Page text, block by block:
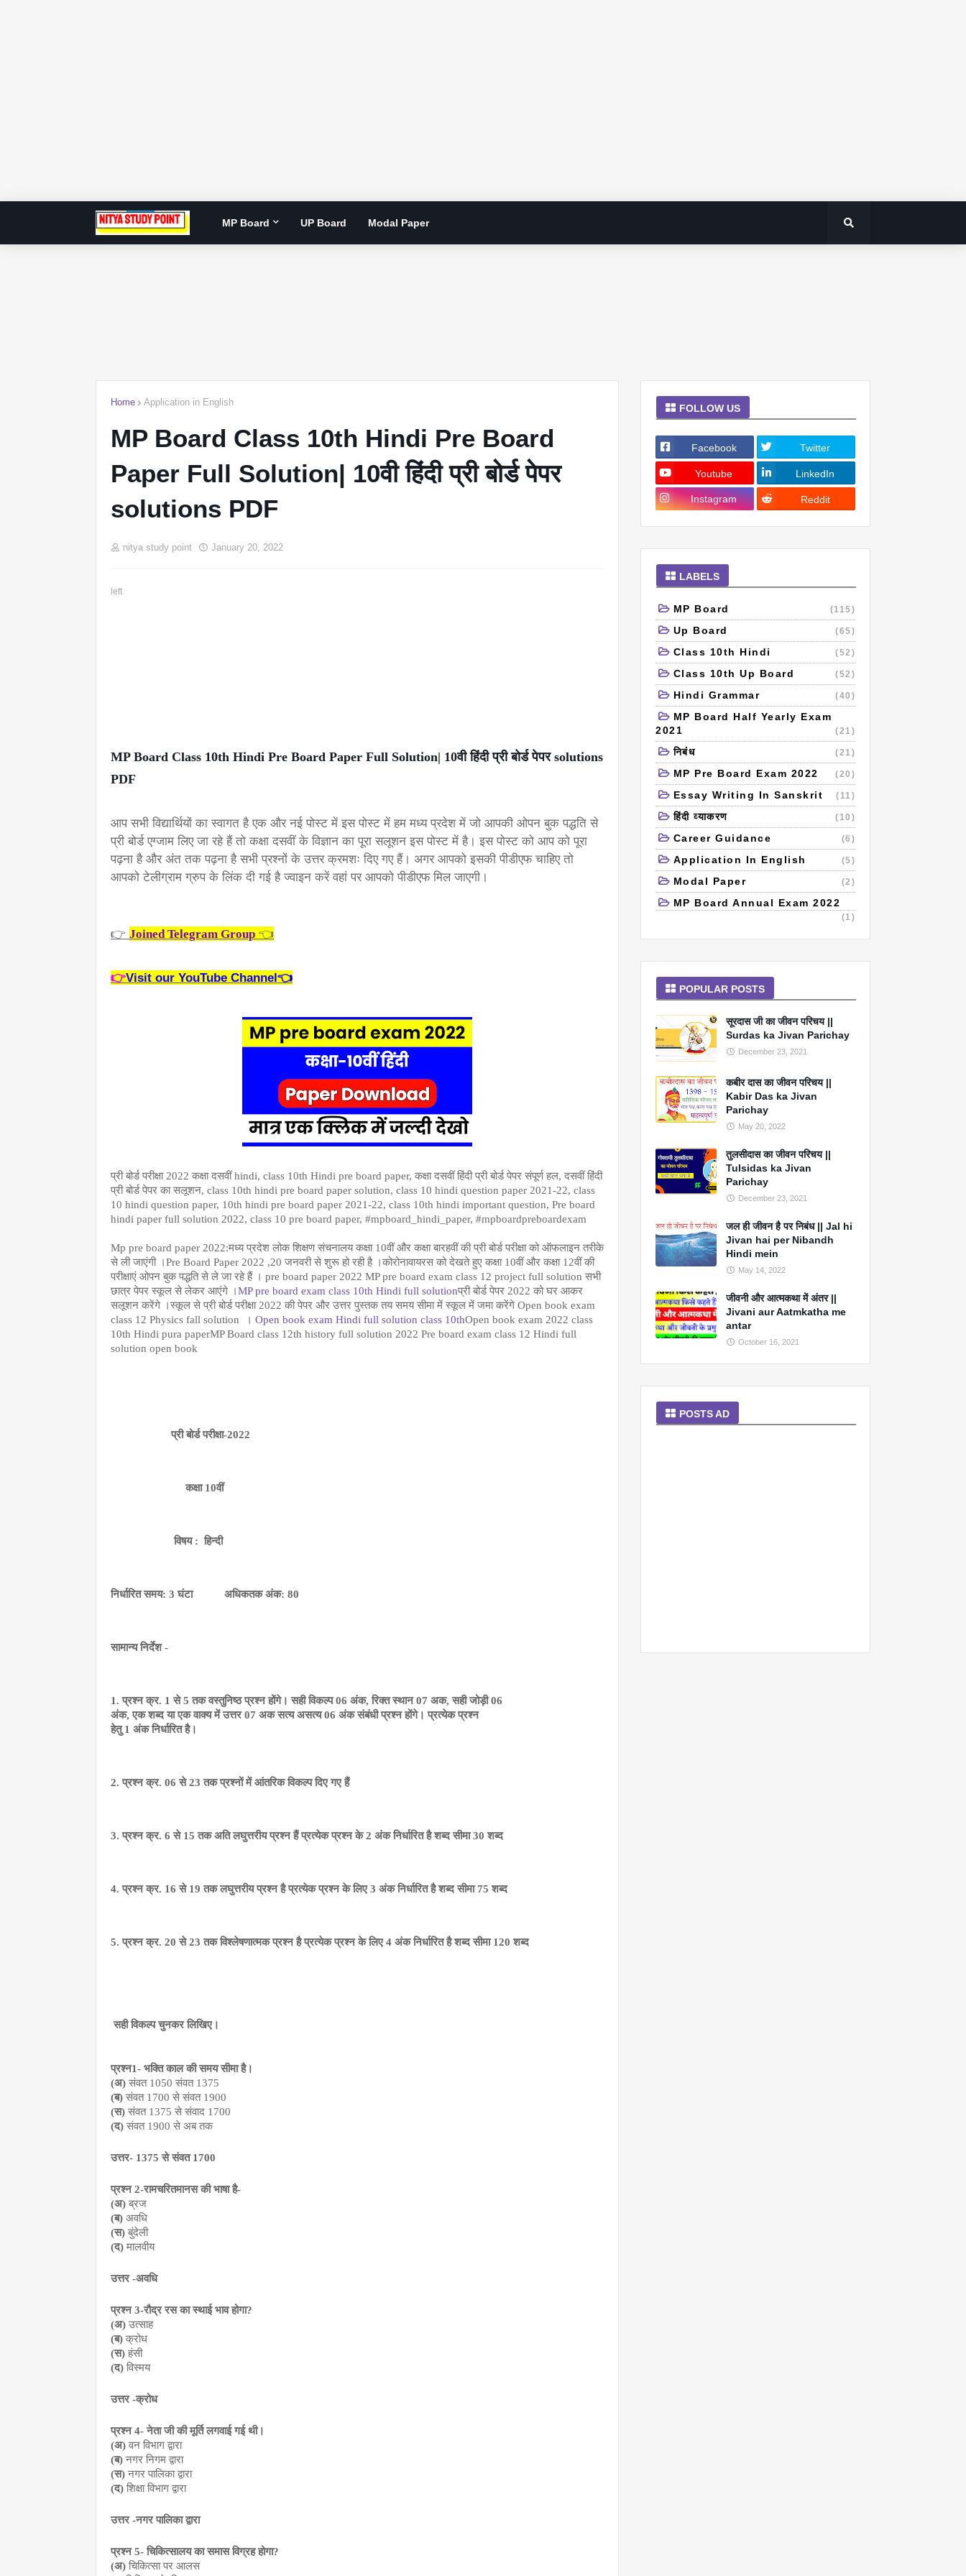
MP Board UP Board Modal Paper
Home Application in English
MP Board Class 10th Hindi Pre Board
Paper Full Solution| 10वी हिंदी प्री बोर्ड पेपर
solutions PDF
nitya study point January 20, 2022
left
MP Board Class 10th Hindi Pre Board Paper Full Solution| 10वी हिंदी प्री बोर्ड पेपर solutions
PDF
आप सभी विद्यार्थियों का स्वागत है एक और नई पोस्ट में इस पोस्ट में हम मध्य प्रदेश में जो आपकी ओपन बुक पद्धति से
प्री बोर्ड एग्जाम लिए जा रहे हैं तो कक्षा दसवीं के विज्ञान का पूरा सलूशन इस पोस्ट में है। इस पोस्ट को आप को पूरा
पढ़ना है और अंत तक पढ़ना है सभी प्रश्नों के उत्तर क्रमशः दिए गए हैं। अगर आपको इसकी पीडीएफ चाहिए तो
आपको टेलीग्राम ग्रुप के लिंक दी गई है ज्वाइन करें वहां पर आपको पीडीएफ मिल जाएगी।
👉 Joined Telegram Group 👈
👉Visit our YouTube Channel👈
प्री बोर्ड परीक्षा 2022 कक्षा दसवीं hindi, class 10th Hindi pre board paper, कक्षा दसवीं हिंदी प्री बोर्ड पेपर संपूर्ण हल, दसवीं हिंदी
प्री बोर्ड पेपर का सलूशन, class 10th hindi pre board paper solution, class 10 hindi question paper 2021-22, class
10 hindi question paper, 10th hindi pre board paper 2021-22, class 10th hindi important question, Pre board
hindi paper full solution 2022, class 10 pre board paper, #mpboard_hindi_paper, #mpboardpreboardexam
Mp pre board paper 2022:मध्य प्रदेश लोक शिक्षण संचनालय कक्षा 10वीं और कक्षा बारहवीं की प्री बोर्ड परीक्षा को ऑफलाइन तरीके
से ली जाएंगी ।Pre Board Paper 2022 ,20 जनवरी से शुरू हो रही है ।कोरोनावायरस को देखते हुए कक्षा 10वीं और कक्षा 12वीं की
परीक्षाएं ओपन बुक पद्धति से ले जा रहे हैं । pre board paper 2022 MP pre board exam class 12 project full solution सभी
छात्र पेपर स्कूल से लेकर आएंगे ।MP pre board exam class 10th Hindi full solutionप्री बोर्ड पेपर 2022 को घर आकर
सलूशन करेंगे ।स्कूल से प्री बोर्ड परीक्षा 2022 की पेपर और उत्तर पुस्तक तय समय सीमा में स्कूल में जमा करेंगे Open book exam
class 12 Physics fall solution  । Open book exam Hindi full solution class 10thOpen book exam 2022 class
10th Hindi pura paperMP Board class 12th history full solution 2022 Pre board exam class 12 Hindi full
solution open book
                     प्री बोर्ड परीक्षा-2022
कक्षा 10वीं
विषय :  हिन्दी
निर्धारित समय: 3 घंटा           अधिकतक अंक: 80
सामान्य निर्देश -
1. प्रश्न क्र. 1 से 5 तक वस्तुनिष्ठ प्रश्न होंगे। सही विकल्प 06 अंक, रिक्त स्थान 07 अक, सही जोड़ी 06
अंक, एक शब्द या एक वाक्य में उत्तर 07 अक सत्य असत्य 06 अंक संबंधी प्रश्न होंगे। प्रत्येक प्रश्न
हेतु 1 अंक निर्धारित है।
2. प्रश्न क्र. 06 से 23 तक प्रश्नों में आंतरिक विकल्प दिए गए हैं
3. प्रश्न क्र. 6 से 15 तक अति लघुत्तरीय प्रश्न हैं प्रत्येक प्रश्न के 2 अंक निर्धारित है शब्द सीमा 30 शब्द
4. प्रश्न क्र. 16 से 19 तक लघुत्तरीय प्रश्न है प्रत्येक प्रश्न के लिए 3 अंक निर्धारित है शब्द सीमा 75 शब्द
5. प्रश्न क्र. 20 से 23 तक विश्लेषणात्मक प्रश्न है प्रत्येक प्रश्न के लिए 4 अंक निर्धारित है शब्द सीमा 120 शब्द
सही विकल्प चुनकर लिखिए।
प्रश्न1- भक्ति काल की समय सीमा है।
(अ) संवत 1050 संवत 1375
(ब) संवत 1700 से संवत 1900
(स) संवत 1375 से संवाद 1700
(द) संवत 1900 से अब तक
उत्तर- 1375 से संवत 1700
प्रश्न 2-रामचरितमानस की भाषा है-
(अ) ब्रज
(ब) अवधि
(स) बुंदेली
(द) मालवीय
उत्तर -अवधि
प्रश्न 3-रौद्र रस का स्थाई भाव होगा?
(अ) उत्साह
(ब) क्रोध
(स) हंसी
(द) विस्मय
उत्तर -क्रोध
प्रश्न 4- नेता जी की मूर्ति लगवाई गई थी।
(अ) वन विभाग द्वारा
(ब) नगर निगम द्वारा
(स) नगर पालिका द्वारा
(द) शिक्षा विभाग द्वारा
उत्तर -नगर पालिका द्वारा
प्रश्न 5- चिकित्सालय का समास विग्रह होगा?
(अ) चिकित्सा पर आलस
FOLLOW US
Facebook Twitter
Youtube LinkedIn
Instagram Reddit
LABELS
MP Board (115)
Up Board (65)
Class 10th Hindi (52)
Class 10th Up Board (52)
Hindi Grammar (40)
MP Board Half Yearly Exam
2021
(21)
निबंध (21)
MP Pre Board Exam 2022 (20)
Essay Writing In Sanskrit (11)
हिंदी व्याकरण (10)
Career Guidance (6)
Application In English (5)
Modal Paper (2)
MP Board Annual Exam 2022
(1)
POPULAR POSTS
सूरदास जी का जीवन परिचय ||
Surdas ka Jivan Parichay
December 23, 2021
कबीर दास का जीवन परिचय ||
Kabir Das ka Jivan
Parichay
May 20, 2022
तुलसीदास का जीवन परिचय ||
Tulsidas ka Jivan
Parichay
December 23, 2021
जल ही जीवन है पर निबंध || Jal hi
Jivan hai per Nibandh
Hindi mein
May 14, 2022
जीवनी और आत्मकथा में अंतर ||
Jivani aur Aatmkatha me
antar
October 16, 2021
POSTS AD